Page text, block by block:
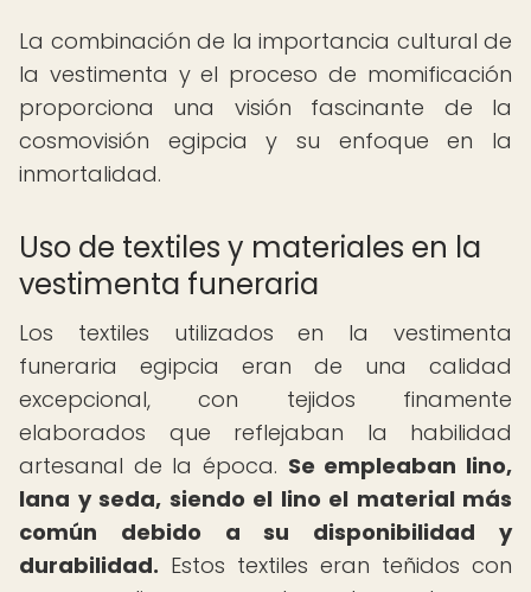
La combinación de la importancia cultural de
la vestimenta y el proceso de momificación
proporciona una visión fascinante de la
cosmovisión egipcia y su enfoque en la
inmortalidad.
Uso de textiles y materiales en la
vestimenta funeraria
Los textiles utilizados en la vestimenta
funeraria egipcia eran de una calidad
excepcional, con tejidos finamente
elaborados que reflejaban la habilidad
artesanal de la época. Se empleaban lino,
lana y seda, siendo el lino el material más
común debido a su disponibilidad y
durabilidad. Estos textiles eran teñidos con